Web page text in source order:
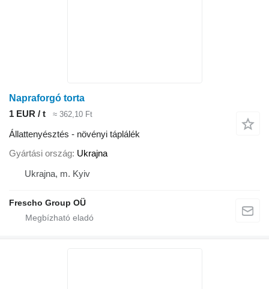
Napraforgó torta
1 EUR / t
≈ 362,10 Ft
Állattenyésztés - növényi táplálék
Gyártási ország Ukrajna
Ukrajna, m. Kyiv
Frescho Group OÜ